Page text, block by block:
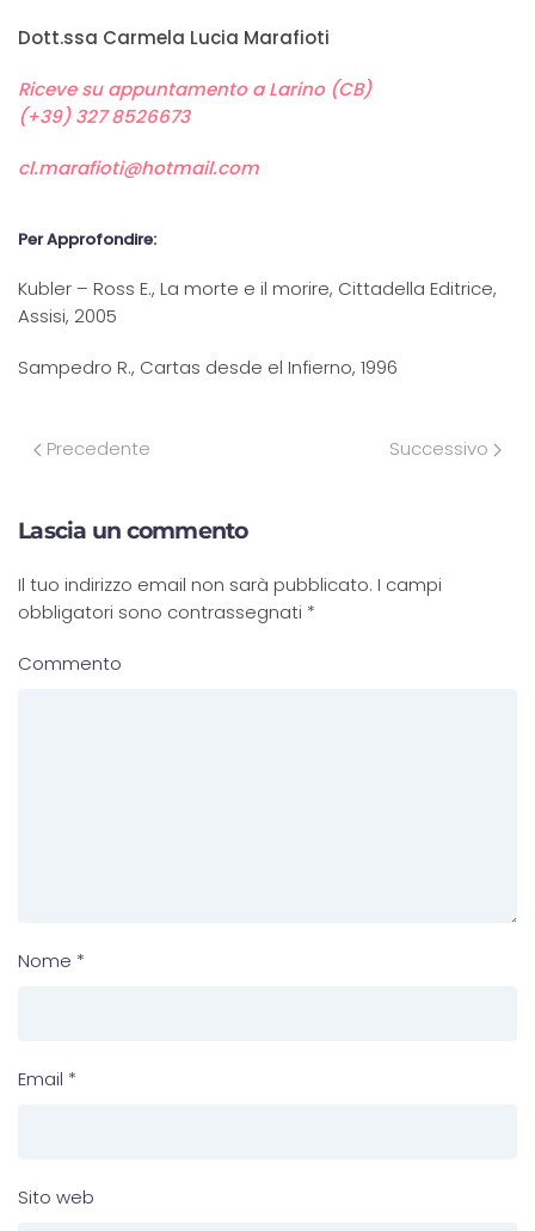
Dott.ssa Carmela Lucia Marafioti
Riceve su appuntamento a Larino (CB)
(+39) 327 8526673
cl.marafioti@hotmail.com
Per Approfondire:
Kubler – Ross E., La morte e il morire, Cittadella Editrice,
Assisi, 2005
Sampedro R., Cartas desde el Infierno, 1996
Precedente Successivo
Lascia un commento
Il tuo indirizzo email non sarà pubblicato. I campi
obbligatori sono contrassegnati *
Commento
Nome *
Email *
Sito web